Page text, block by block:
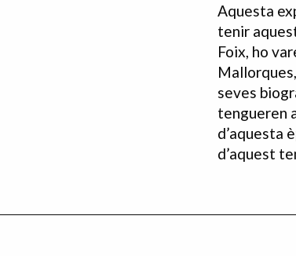
Aquesta
tenir
Foix, ho
seves
tengueren
d’aquesta
d’aquest